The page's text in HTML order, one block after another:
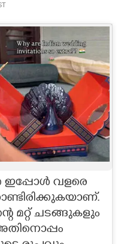
ഇപ്പോൾ വളരെ
മറ്റ് ചടങ്ങുകളും